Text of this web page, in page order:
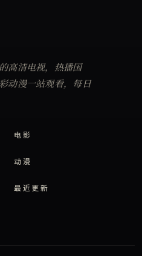
高清电视，热播国
动漫一站观看，每日
电影
动漫
最近更新